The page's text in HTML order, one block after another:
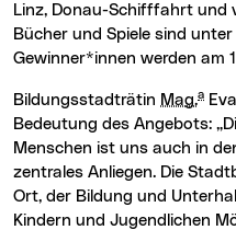
Linz, Donau-Schifffahrt und
Bücher und Spiele sind unter
Gewinner*innen werden am
Bildungsstadträtin Mag.a
Bedeutung des Angebots:
Menschen ist uns auch in
zentrales Anliegen. Die
Ort, der Bildung und
Kindern und Jugendlichen